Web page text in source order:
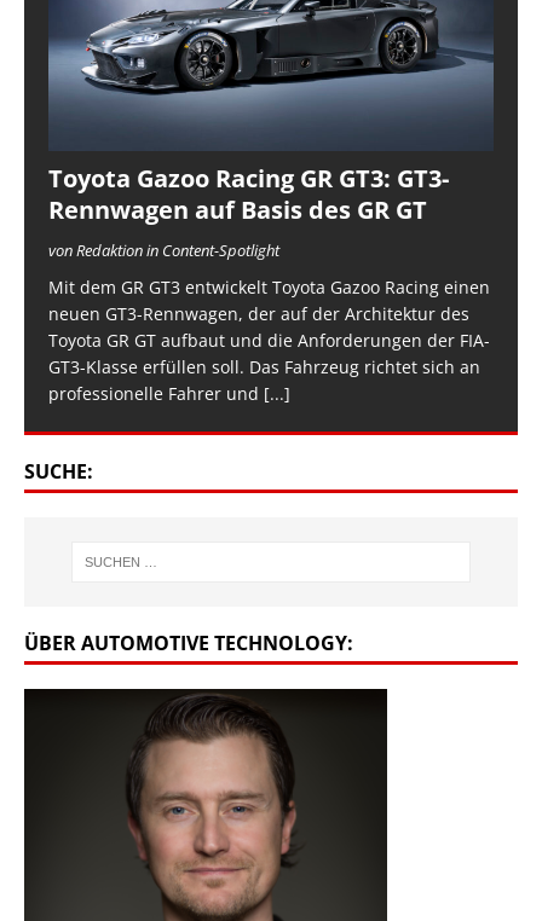
Toyota Gazoo Racing GR GT3: GT3-
Rennwagen auf Basis des GR GT
von Redaktion in Content-Spotlight
Mit dem GR GT3 entwickelt Toyota Gazoo Racing einen
neuen GT3-Rennwagen, der auf der Architektur des
Toyota GR GT aufbaut und die Anforderungen der FIA-
GT3-Klasse erfüllen soll. Das Fahrzeug richtet sich an
professionelle Fahrer und [...]
SUCHE:
ÜBER AUTOMOTIVE TECHNOLOGY: